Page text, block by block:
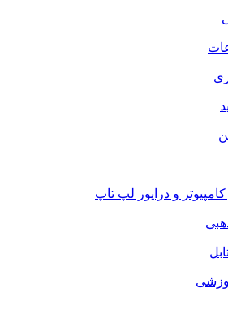
کامپیوتر و درایور لپ تاپ